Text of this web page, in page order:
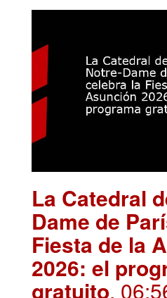
La Catedral
Dame de
Fiesta de la
2026: el
gratuito.